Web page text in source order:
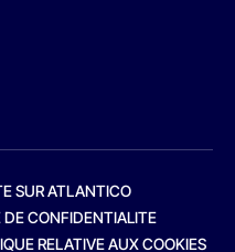
SUR ATLANTICO
DE CONFIDENTIALITE
RELATIVE AUX COOKIES